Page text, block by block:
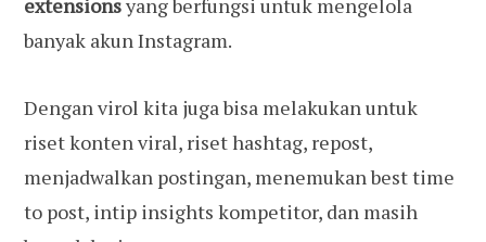
extensionsyang berfungsi untuk mengelola
banyak akun Instagram.
Dengan virol kita juga bisa melakukan untuk
riset konten viral, riset hashtag, repost,
menjadwalkan postingan, menemukan best time
to post, intip insights kompetitor, dan masih